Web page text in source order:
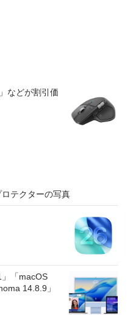
などが割引価
テクターの写真
「macOS
14.8.9」